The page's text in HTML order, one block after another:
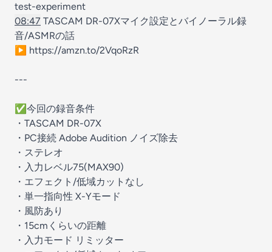
test-experiment
08:47 TASCAM DR-07Xマイク設定とバイノーラル録
音/ASMRの話
▶︎ https://amzn.to/2VqoRzR
---
✅今回の録音条件
・TASCAM DR-07X
・PC接続 Adobe Audition ノイズ除去
・ステレオ
・入力レベル75(MAX90)
・エフェクト/低域カットなし
・単一指向性 X-Yモード
・風防あり
・15cmくらいの距離
・入力モード リミッター